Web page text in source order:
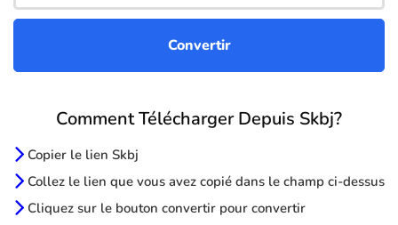
Comment Télécharger Depuis Skbj?
Copier le lien Skbj
Collez le lien que vous avez copié dans le champ ci-dessus
Cliquez sur le bouton convertir pour convertir